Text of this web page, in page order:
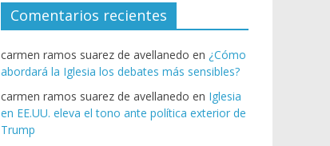
Comentarios recientes
carmen ramos suarez de avellanedo en ¿Cómo
abordará la Iglesia los debates más sensibles?
carmen ramos suarez de avellanedo en Iglesia
en EE.UU. eleva el tono ante política exterior de
Trump